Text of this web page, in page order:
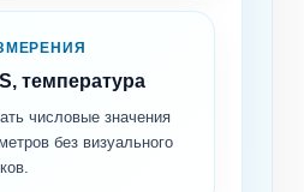
температура
числовые значения
без визуального